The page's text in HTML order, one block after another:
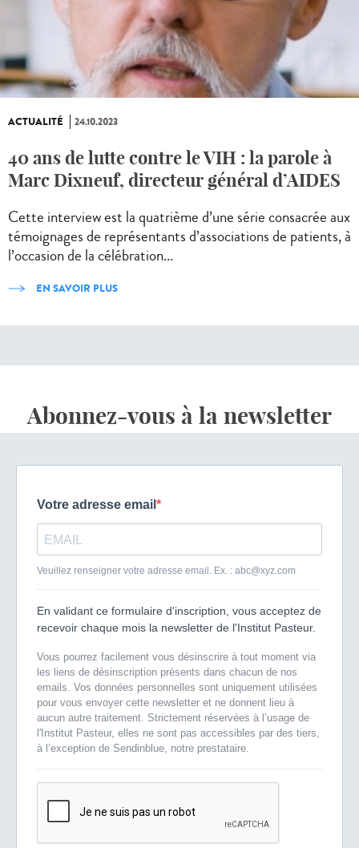
ACTUALITÉ 24.10.2023
40 ans de lutte contre le VIH : la parole à
Marc Dixneuf, directeur général d’AIDES
Cette interview est la quatrième d’une série consacrée aux
témoignages de représentants d’associations de patients, à
l’occasion de la célébration...
EN SAVOIR PLUS
Abonnez-vous à la newsletter